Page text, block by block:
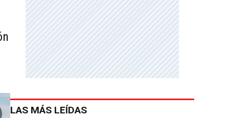
LAS MÁS LEÍDAS